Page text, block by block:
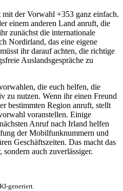
der Vorwahl +353 ganz einfach.
einem anderen Land anruft, die
zunächst die internationale
Nordirland, das eine eigene
ihr darauf achten, die richtige
Auslandsgespräche zu
die euch helfen, die
zu nutzen. Wenn ihr einen Freund
bestimmten Region anruft, stellt
voranstellen. Einige
Anruf nach Irland helfen
der Mobilfunknummern und
Geschäftszeiten. Das macht das
auch zuverlässiger.
generiert.